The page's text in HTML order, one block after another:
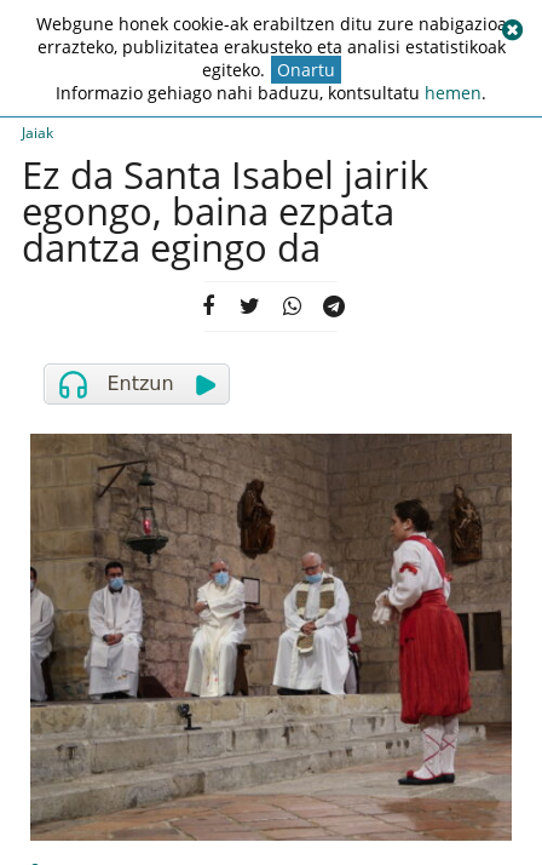
Jaiak
Ez da Santa Isabel jairik
egongo, baina ezpata
dantza egingo da
Webgune honek cookie-ak erabiltzen ditu zure nabigazioa
errazteko, publizitatea erakusteko eta analisi estatistikoak
egiteko. Onartu
Informazio gehiago nahi baduzu, kontsultatu hemen.